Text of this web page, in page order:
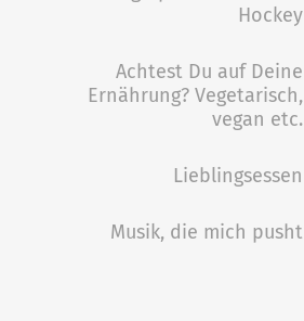
Hockey
Achtest Du auf Deine
Ernährung? Vegetarisch,
vegan etc.
Lieblingsessen
Musik, die mich pusht